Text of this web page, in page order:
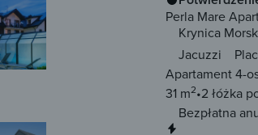
Perla Mare
Krynica
Jacuzzi
Apartament 4-
31 m2 2 łóżka
Bezpłatna